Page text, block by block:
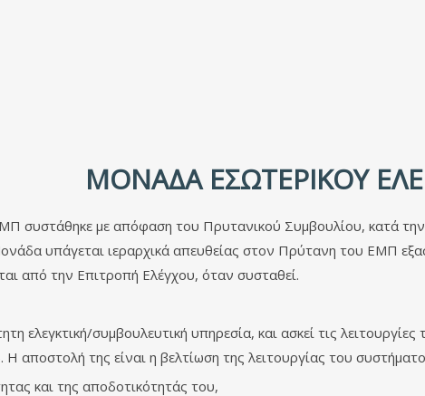
ΜΟΝΆΔΑ ΕΣΩΤΕΡΙΚΟΎ
συστάθηκε με απόφαση του Πρυτανικού Συμβουλίου, κατά
υπάγεται ιεραρχικά απευθείας στον Πρύτανη του ΕΜΠ
από την Επιτροπή Ελέγχου, όταν συσταθεί.
ελεγκτική/συμβουλευτική υπηρεσία, και ασκεί τις
αποστολή της είναι η βελτίωση της λειτουργίας του
και της αποδοτικότητάς του,